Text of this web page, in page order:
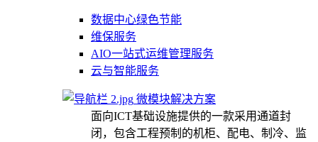
数据中心绿色节能
维保服务
AIO一站式运维管理服务
云与智能服务
微模块解决方案
面向ICT基础设施提供的一款采用通道封
闭，包含工程预制的机柜、配电、制冷、监